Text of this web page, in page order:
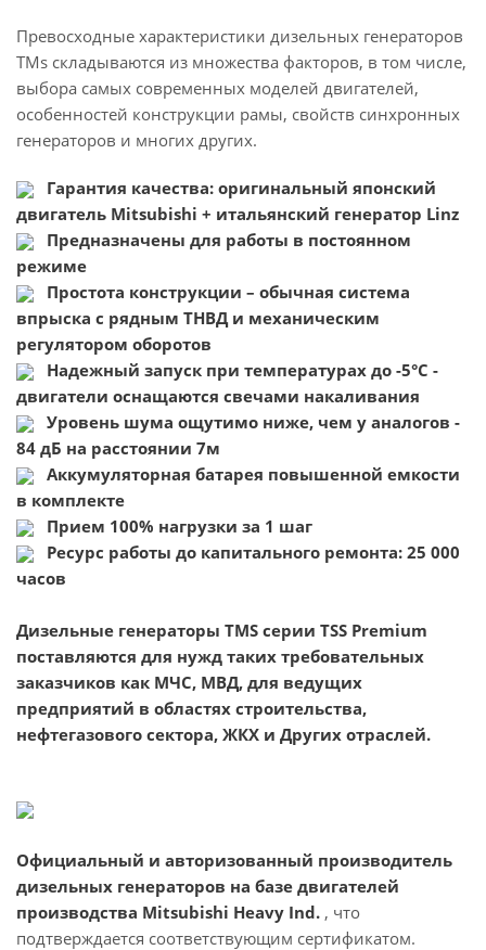
Превосходные характеристики дизельных генераторов
TMs складываются из множества факторов, в том числе,
выбора самых современных моделей двигателей,
особенностей конструкции рамы, свойств синхронных
генераторов и многих других.
Гарантия качества: оригинальный японский
двигатель Mitsubishi + итальянский генератор Linz
Предназначены для работы в постоянном
режиме
Простота конструкции – обычная система
впрыска с рядным ТНВД и механическим
регулятором оборотов
Надежный запуск при температурах до -5°C -
двигатели оснащаются свечами накаливания
Уровень шума ощутимо ниже, чем у аналогов -
84 дБ на расстоянии 7м
Аккумуляторная батарея повышенной емкости
в комплекте
Прием 100% нагрузки за 1 шаг
Ресурс работы до капитального ремонта: 25 000
часов
Дизельные генераторы TMS серии TSS Premium
поставляются для нужд таких требовательных
заказчиков как МЧС, МВД, для ведущих
предприятий в областях строительства,
нефтегазового сектора, ЖКХ и Других отраслей.
Официальный и авторизованный производитель
дизельных генераторов на базе двигателей
производства Mitsubishi Heavy Ind. , что
подтверждается соответствующим сертификатом.